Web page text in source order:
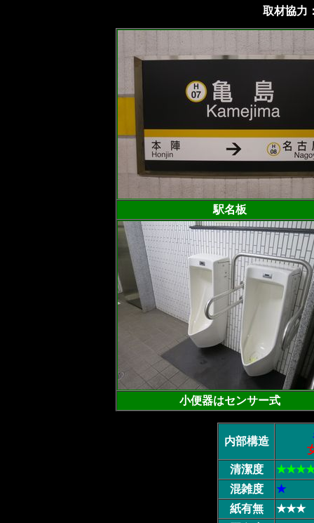
取材協力
駅名板
小便器はセンサー式
内部構造
清潔度
混雑度
★
紙有無
★★★